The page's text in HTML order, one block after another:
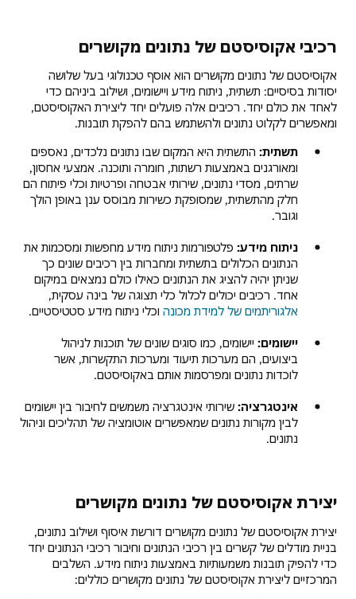
רכיבי אקוסיסטם של נתונים מקושרים
אקוסיסטם של נתונים מקושרים הוא אוסף טכנולוגי בעל שלושה
יסודות בסיסיים: תשתית, ניתוח מידע ויישומים, ושילוב ביניהם כדי
לאחד את כולם יחד. רכיבים אלה פועלים יחד ליצירת האקוסיסטם,
ומאפשרים לקלוט נתונים ולהשתמש בהם להפקת תובנות.
תשתית: התשתית היא המקום שבו נתונים נלכדים, נאספים
ומאורגנים באמצעות רשתות, חומרה ותוכנה. אמצעי אחסון,
שרתים, מסדי נתונים, שירותי אבטחה ופרטיות וכלי פיתוח הם
חלק מהתשתית, שמסופקת כשירות מבוסס ענן באופן הולך
וגובר.
ניתוח מידע: פלטפורמות ניתוח מידע מחפשות ומסכמות את
הנתונים הכלולים בתשתית ומחברות בין רכיבים שונים כך
שניתן יהיה להציג את הנתונים כאילו כולם נמצאים במיקום
אחד. רכיבים יכולים לכלול כלי תצוגה של בינה עסקית,
אלגוריתמים של למידת מכונה וכלי ניתוח מידע סטטיסטיים.
יישומים: יישומים, כמו סוגים שונים של תוכנות לניהול
ביצועים, הם מערכות תיעוד ומערכות התקשרות, אשר
לוכדות נתונים ומפרסמות אותם באקוסיסטם.
אינטגרציה: שירותי אינטגרציה משמשים לחיבור בין יישומים
לבין מקורות נתונים שמאפשרים אוטומציה של תהליכים וניהול
נתונים.
יצירת אקוסיסטם של נתונים מקושרים
יצירת אקוסיסטם של נתונים מקושרים דורשת איסוף ושילוב נתונים,
בניית מודלים של קשרים בין רכיבי הנתונים וחיבור רכיבי הנתונים יחד
כדי להפיק תובנות משמעותיות באמצעות ניתוח מידע. השלבים
המרכזיים ליצירת אקוסיסטם של נתונים מקושרים כוללים: